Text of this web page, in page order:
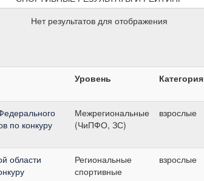
Нет результатов для отображения
Уровень Категория
по конкуру
Межрегиональные
(ЧиПФО, ЗС)
взрослые
области
Региональные
спортивные
взрослые